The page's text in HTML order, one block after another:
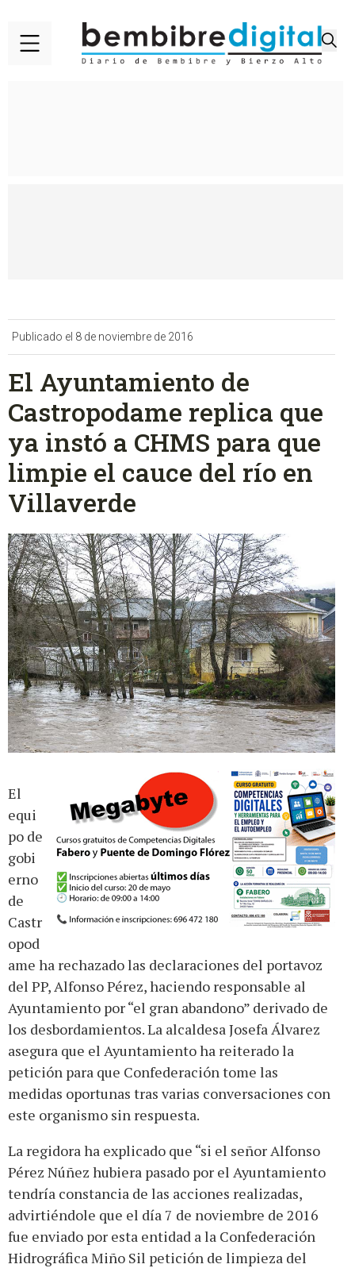
Publicado el 8 de noviembre de 2016
El Ayuntamiento de
Castropodame replica que
ya instó a CHMS para que
limpie el cauce del río en
Villaverde
El
equi
po de
gobi
erno
de
Castr
opod
ame ha rechazado las declaraciones del portavoz
del PP, Alfonso Pérez, haciendo responsable al
Ayuntamiento por “el gran abandono” derivado de
los desbordamientos. La alcaldesa Josefa Álvarez
asegura que el Ayuntamiento ha reiterado la
petición para que Confederación tome las
medidas oportunas tras varias conversaciones con
este organismo sin respuesta.
La regidora ha explicado que “si el señor Alfonso
Pérez Núñez hubiera pasado por el Ayuntamiento
tendría constancia de las acciones realizadas,
advirtiéndole que el día 7 de noviembre de 2016
fue enviado por esta entidad a la Confederación
Hidrográfica Miño Sil petición de limpieza del